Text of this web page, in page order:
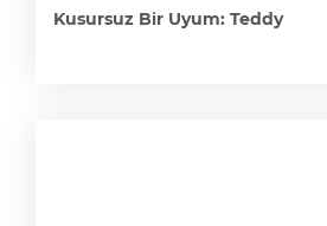
Kusursuz Bir Uyum: Teddy